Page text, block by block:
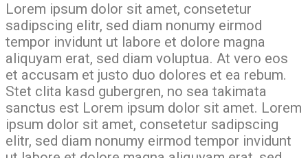
Lorem ipsum dolor sit amet, consetetur
sadipscing elitr, sed diam nonumy eirmod
tempor invidunt ut labore et dolore magna
aliquyam erat, sed diam voluptua. At vero eos
et accusam et justo duo dolores et ea rebum.
Stet clita kasd gubergren, no sea takimata
sanctus est Lorem ipsum dolor sit amet. Lorem
ipsum dolor sit amet, consetetur sadipscing
elitr, sed diam nonumy eirmod tempor invidunt